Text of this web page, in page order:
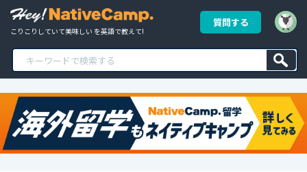
こりこりしていて美味しい を英語で教えて!
質問する